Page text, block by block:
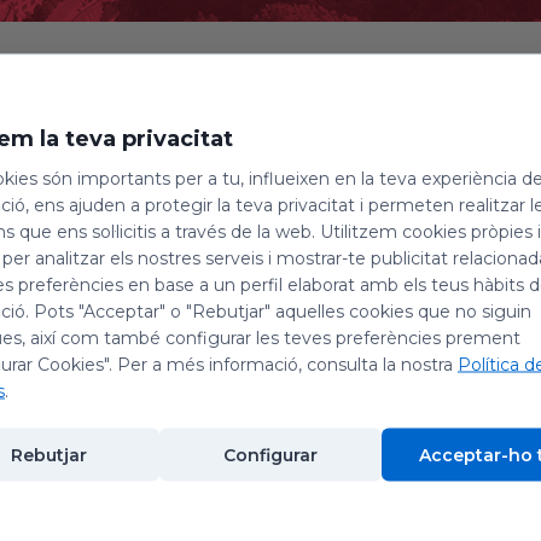
canta la Salve i el
reserves/
Monestir de Montserrat, Barcelona, Espanya
la teva privacitat
són importants per a tu, influeixen en la teva experiència de
ens ajuden a protegir la teva privacitat i permeten realitzar
que ens sol·licitis a través de la web. Utilitzem cookies pròpies
analitzar els nostres serveis i mostrar-te publicitat
preferències en base a un perfil elaborat amb els teus hàbits
Pots "Acceptar" o "Rebutjar" aquelles cookies que no siguin
així com també configurar les teves preferències prement
Cookies". Per a més informació, consulta la nostra Política
.
Rebutjar Configurar Acceptar-ho